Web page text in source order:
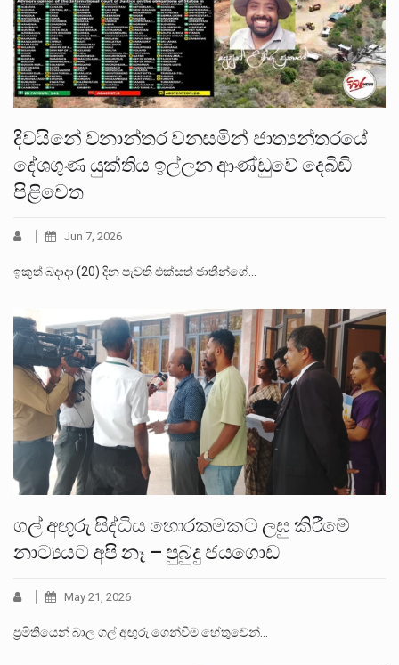
දිවයිනේ වනාන්තර වනසමින් ජාත්‍යන්තරයේ
දේශගුණ යුක්තිය ඉල්ලන ආණ්ඩුවේ දෙබිඩි
පිළිවෙත
Jun 7, 2026
ඉකුත් බදාදා (20) දින පැවති එක්සත් ජාතීන්ගේ…
ගල් අඟුරු සිද්ධිය හොරකමකට ලඝු කිරීමේ
නාට්‍යයට අපි නෑ – පුබුදු ජයගොඩ
May 21, 2026
ප්‍රමිතියෙන් බාල ගල් අඟුරු ගෙන්වීම හේතුවෙන්…